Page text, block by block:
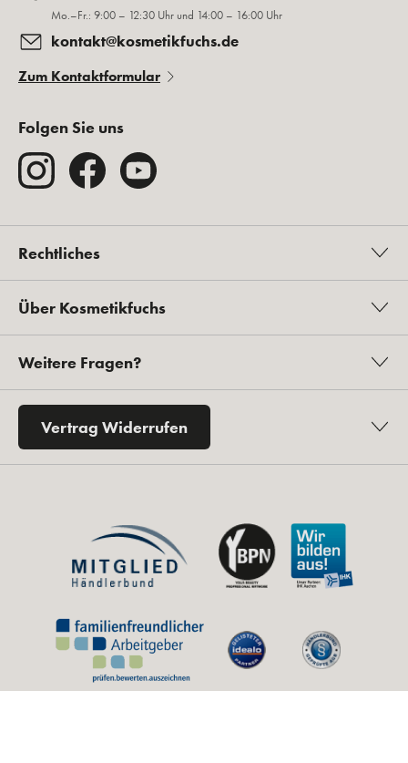
Mo.–Fr.: 9:00 – 12:30 Uhr und 14:00 – 16:00 Uhr
kontakt@kosmetikfuchs.de
Zum Kontaktformular
Folgen Sie uns
Rechtliches
Über Kosmetikfuchs
Weitere Fragen?
Vertrag Widerrufen